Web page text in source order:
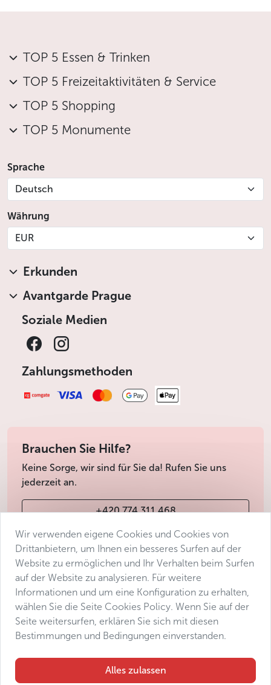
TOP 5 Essen & Trinken
TOP 5 Freizeitaktivitäten & Service
TOP 5 Shopping
TOP 5 Monumente
Sprache
Deutsch
Währung
EUR
Erkunden
Avantgarde Prague
Soziale Medien
Zahlungsmethoden
Brauchen Sie Hilfe?
Keine Sorge, wir sind für Sie da! Rufen Sie uns
jederzeit an.
+420 774 311 468
info@avantgarde-prague.cz
Geschäftsbedingungen
Datenschutz
Barrierefreiheitserklärung
Manage consent
Wir verwenden eigene Cookies und Cookies von
Drittanbietern, um Ihnen ein besseres Surfen auf der
Website zu ermöglichen und Ihr Verhalten beim Surfen
auf der Website zu analysieren. Für weitere
Informationen und um eine Konfiguration zu erhalten,
wählen Sie die Seite Cookies Policy. Wenn Sie auf der
Seite weitersurfen, erklären Sie sich mit diesen
Bestimmungen und Bedingungen einverstanden.
Alles zulassen